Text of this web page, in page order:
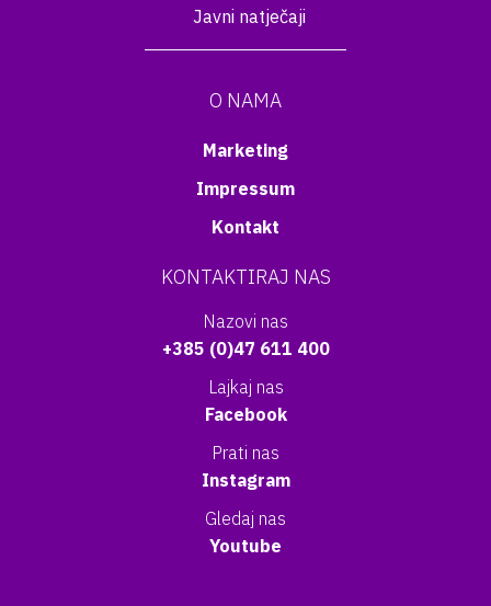
Javni natječaji
O NAMA
Marketing
Impressum
Kontakt
KONTAKTIRAJ NAS
Nazovi nas
+385 (0)47 611 400
Lajkaj nas
Facebook
Prati nas
Instagram
Gledaj nas
Youtube